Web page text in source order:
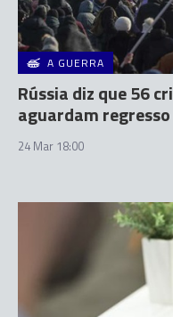
A GUERRA
Rússia diz que 56
aguardam
24 Mar 18:00